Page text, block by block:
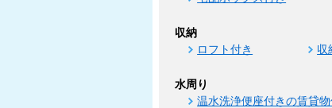
収納
ロフト付き 収
水周り
温水洗浄便座付きの賃貸